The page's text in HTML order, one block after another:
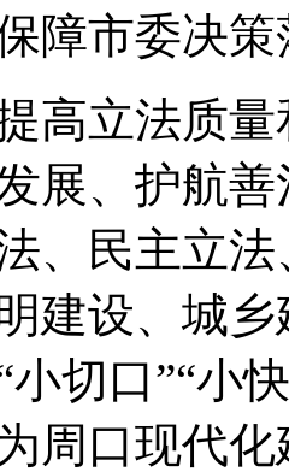
障市委决
立法质量
展、护航
、民主立
建设、城
小切口”“小
周口现代